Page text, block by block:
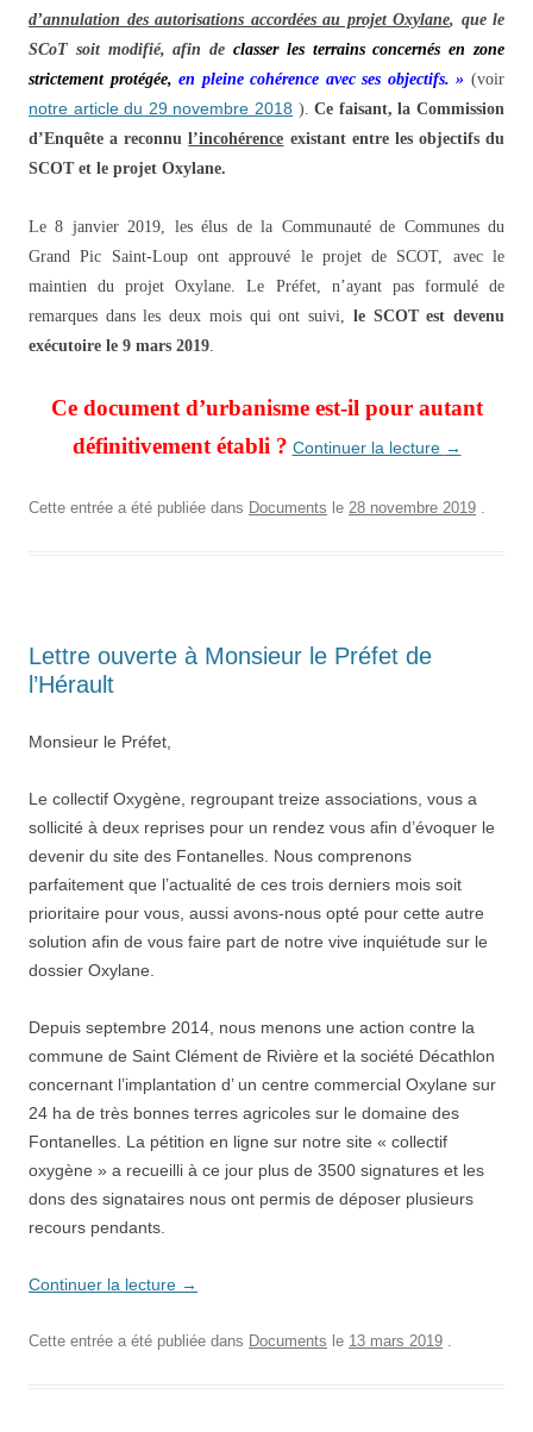
d’annulation des autorisations accordées au projet Oxylane, que le
SCoT soit modifié, afin de classer les terrains concernés en zone
strictement protégée,en pleine cohérence avec ses objectifs. » (voir
notre article du 29 novembre 2018 ).Ce faisant, la Commission
d’Enquête a reconnul’incohérence existant entre les objectifs du
SCOT et le projet Oxylane.
Le8 janvier 2019, les élus de la Communauté de Communes du
Grand Pic Saint-Loup ont approuvé le projet de SCOT, avec le
maintien du projet Oxylane. Le Préfet, n’ayantpas formulé de
remarques dans lesdeux mois qui ont suivi, le SCOT est devenu
exécutoire le 9 mars 2019.
Ce document d’urbanisme est-il pour autant
définitivement établi ? Continuer la lecture →
Cette entrée a été publiée dans Documents le 28 novembre 2019 .
Lettre ouverte à Monsieur le Préfet de
l’Hérault
Monsieur le Préfet,
Le collectif Oxygène, regroupant treize associations, vous a
sollicité à deux reprises pour un rendez vous afin d’évoquer le
devenir du site des Fontanelles. Nous comprenons
parfaitement que l’actualité de ces trois derniers mois soit
prioritaire pour vous, aussi avons-nous opté pour cette autre
solution afin de vous faire part de notre vive inquiétude sur le
dossier Oxylane.
Depuis septembre 2014, nous menons une action contre la
commune de Saint Clément de Rivière et la société Décathlon
concernant l’implantation d’ un centre commercial Oxylane sur
24 ha de très bonnes terres agricoles sur le domaine des
Fontanelles. La pétition en ligne sur notre site « collectif
oxygène » a recueilli à ce jour plus de 3500 signatures et les
dons des signataires nous ont permis de déposer plusieurs
recours pendants.
Continuer la lecture →
Cette entrée a été publiée dans Documents le 13 mars 2019 .